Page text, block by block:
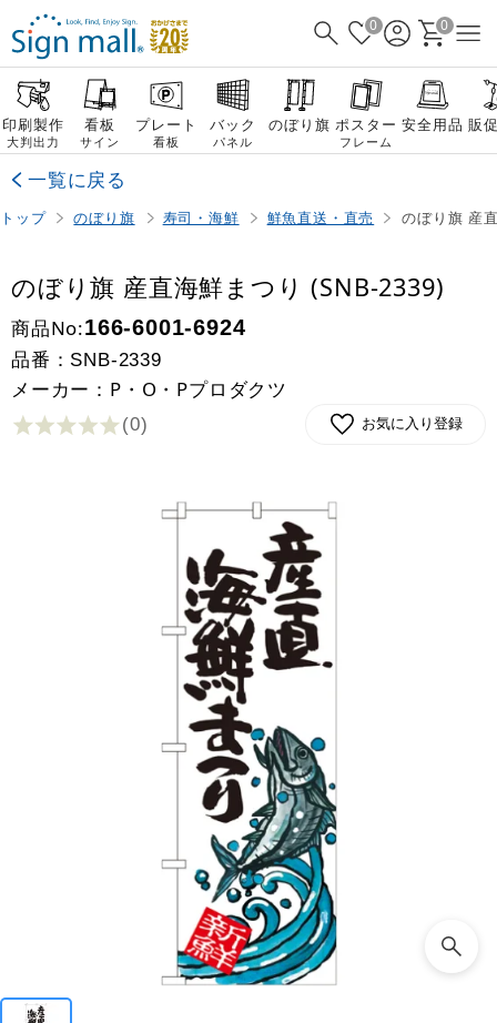
0 0
印刷製作
大判出力
看板
サイン
プレート
看板
バック
パネル
のぼり旗 ポスター
フレーム
安全用品 販
一覧に戻る
トップ のぼり旗 寿司・海鮮 鮮魚直送・直売 のぼり旗 産
のぼり旗 産直海鮮まつり (SNB-2339)
商品No:166-6001-6924
品番： SNB-2339
メーカー：P・O・Pプロダクツ
(0) お気に入り登録